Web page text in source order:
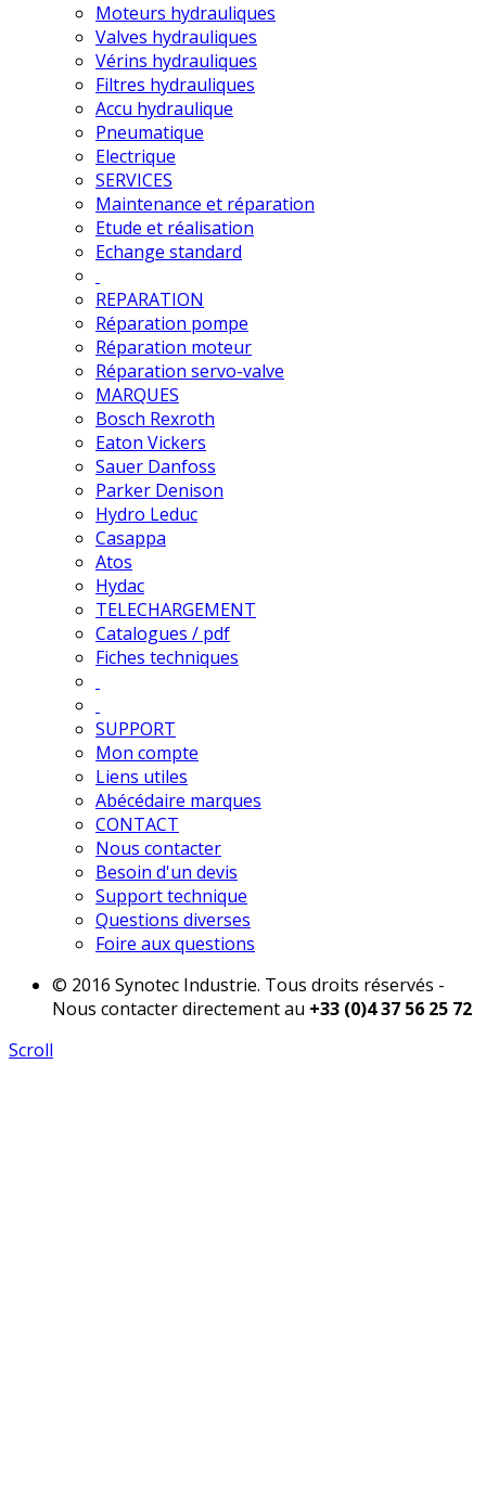
Moteurs hydrauliques
Valves hydrauliques
Vérins hydrauliques
Filtres hydrauliques
Accu hydraulique
Pneumatique
Electrique
SERVICES
Maintenance et réparation
Etude et réalisation
Echange standard
REPARATION
Réparation pompe
Réparation moteur
Réparation servo-valve
MARQUES
Bosch Rexroth
Eaton Vickers
Sauer Danfoss
Parker Denison
Hydro Leduc
Casappa
Atos
Hydac
TELECHARGEMENT
Catalogues / pdf
Fiches techniques
SUPPORT
Mon compte
Liens utiles
Abécédaire marques
CONTACT
Nous contacter
Besoin d'un devis
Support technique
Questions diverses
Foire aux questions
© 2016 Synotec Industrie. Tous droits réservés -
Nous contacter directement au +33 (0)4 37 56 25 72
Scroll